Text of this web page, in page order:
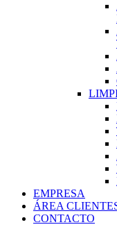
EMPRESA
ÁREA
CONTACTO